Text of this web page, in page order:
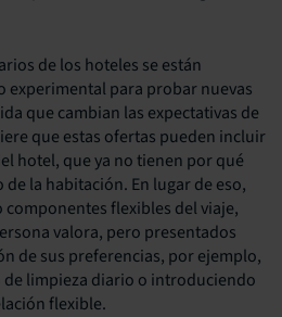
de los hoteles se están
experimental para probar nuevas
que cambian las expectativas de
que estas ofertas pueden incluir
hotel, que ya no tienen por qué
la habitación. En lugar de eso,
flexibles del viaje,
valora, pero presentados
de sus preferencias, por ejemplo,
limpieza diario o introduciendo
flexible.